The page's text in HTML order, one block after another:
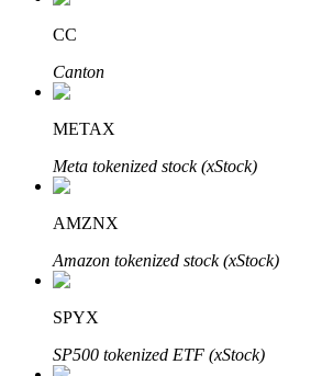
定投理财
享受活期理財及長期收益
CC
Canton
METAX
Meta tokenized stock (xStock)
AMZNX
Amazon tokenized stock (xStock)
SPYX
SP500 tokenized ETF (xStock)